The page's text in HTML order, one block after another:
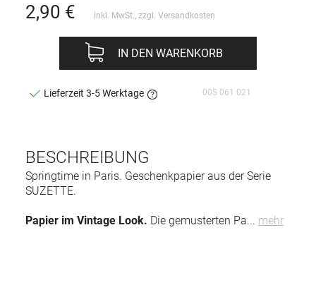
BESCHREIBUNG
Springtime in Paris. Geschenkpapier aus der Serie
SUZETTE.
Papier im Vintage Look. Die gemusterten Pa... mehr
2,90 € inkl. MwSt., zzgl. Versandkosten
IN DEN WARENKORB
Lieferzeit 3-5 Werktage 00S 061 021